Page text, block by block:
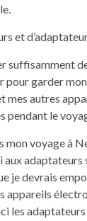
et
suffisamment
pour garder
mes autres
pendant le
voyage à
adaptateurs
je devrais
appareils
les